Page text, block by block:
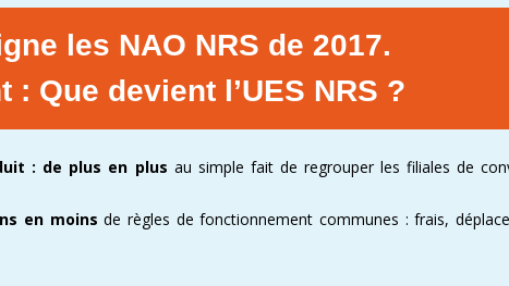
les NAO NRS de 2017.
: Que devient l’UES NRS ?
: de plus en plus au simple fait de regrouper les filiales de
en moins de règles de fonctionnement communes : frais,